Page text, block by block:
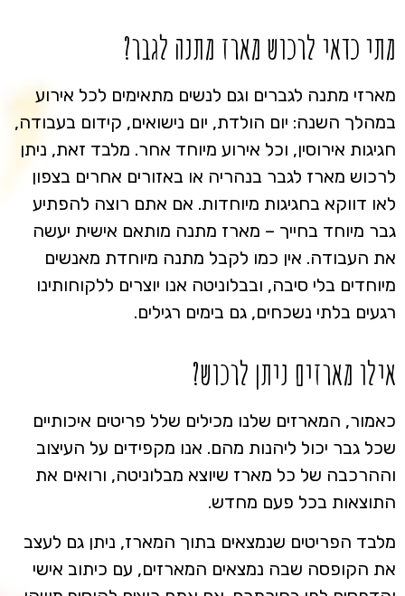
מתי כדאי לרכוש מארז מתנה לגבר?
מארזי מתנה לגברים וגם לנשים מתאימים לכל אירוע
במהלך השנה: יום הולדת, יום נישואים, קידום בעבודה,
חגיגות אירוסין, וכל אירוע מיוחד אחר. מלבד זאת, ניתן
לרכוש מארז לגבר בנהריה או באזורים אחרים בצפון
לאו דווקא בחגיגות מיוחדות. אם אתם רוצה להפתיע
גבר מיוחד בחייך – מארז מתנה מותאם אישית יעשה
את העבודה. אין כמו לקבל מתנה מיוחדת מאנשים
מיוחדים בלי סיבה, ובבלוניטה אנו יוצרים ללקוחותינו
רגעים בלתי נשכחים, גם בימים רגילים.
אילו מארזים ניתן לרכוש?
כאמור, המארזים שלנו מכילים שלל פריטים איכותיים
שכל גבר יכול ליהנות מהם. אנו מקפידים על העיצוב
וההרכבה של כל מארז שיוצא מבלוניטה, ורואים את
התוצאות בכל פעם מחדש.
מלבד הפריטים שנמצאים בתוך המארז, ניתן גם לעצב
את הקופסה שבה נמצאים המארזים, עם כיתוב אישי